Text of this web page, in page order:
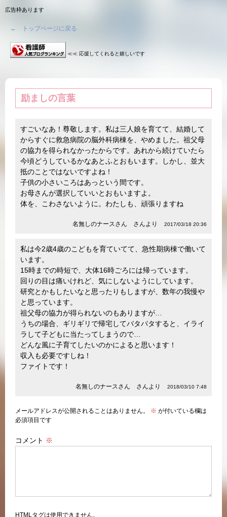
広告枠あります
← トップページに戻る
≪≪ 応援してくれると嬉しいです
励ましの言葉
すごいなあ！尊敬します。私は三人娘を育てて、結婚して
からすぐに救急病院の脳外科病棟を、やめました。祖父母
の協力を得られなかったからです。あれから続けていたら
今頃どうしているかなあとふとおもいます。しかし、並大
抵のことではないですよね！
子供の小さいころはあっという間です。
お母さんが選択していいとおもいますよ。
体を、こわさないように。わたしも、頑張りますね
名無しのナースさん さんより 2017/03/18 20:36
私は今2歳4歳のこどもを育ていてて、急性期病棟で働いて
います。
15時までの時短で、大体16時ごろには帰っています。
回りの目は痛いけれど、気にしないようにしています。
研究とかもしたいなと思ったりもしますが、数年の我慢や
と思っています。
祖父母の協力が得られないのもありますが…
うちの場合、ギリギリで帰宅してバタバタすると、イライ
ラして子どもに当たってしまうので…
どんな風に子育てしたいのかによると思います！
収入も必要ですしね！
ファイトです！
名無しのナースさん さんより 2018/03/10 7:48
メールアドレスが公開されることはありません。 ※ が付いている欄は
必須項目です
コメント ※
HTMLタグは使用できません。